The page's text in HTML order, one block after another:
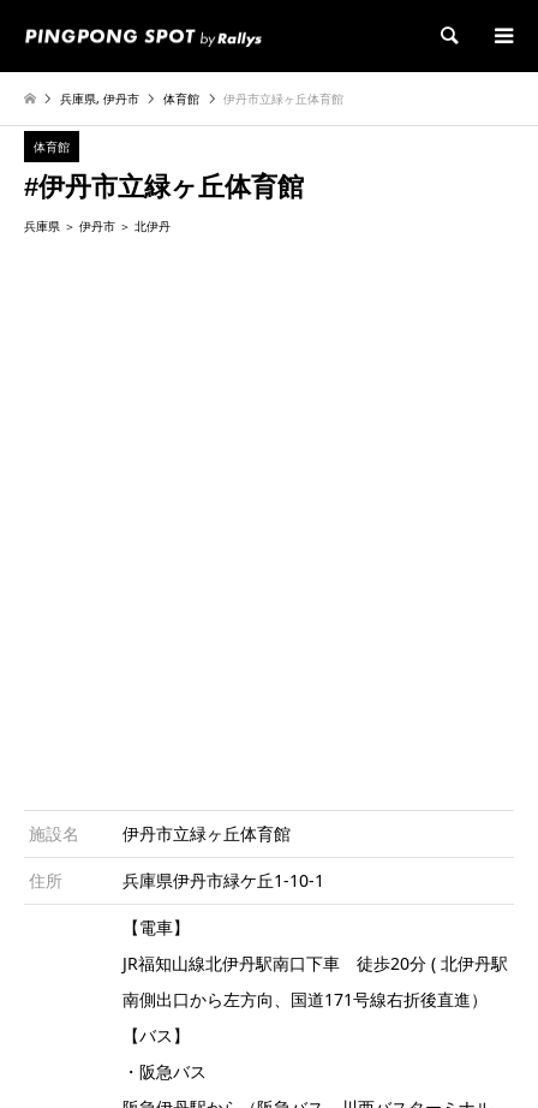
検索
兵庫県,伊丹市 体育館 伊丹市立緑ヶ丘体育館
体育館
#伊丹市立緑ヶ丘体育館
兵庫県 伊丹市 北伊丹
施設名 伊丹市立緑ヶ丘体育館
住所 兵庫県伊丹市緑ケ丘1-10-1
【電車】
JR福知山線北伊丹駅南口下車 徒歩20分 ( 北伊丹駅
南側出口から左方向、国道171号線右折後直進）
【バス】
・阪急バス